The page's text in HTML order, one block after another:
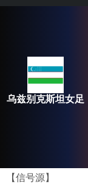
乌兹别克斯坦女足
【信号源】